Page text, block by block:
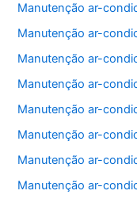
Manutenção ar-
Manutenção ar-
Manutenção ar-
Manutenção ar-
Manutenção ar-
Manutenção ar-
Manutenção ar-
Manutenção ar-